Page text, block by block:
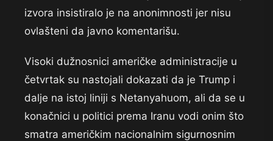
izvora insistiralo je na anonimnosti jer nisu
ovlašteni da javno komentarišu.
Visoki dužnosnici američke administracije u
četvrtak su nastojali dokazati da je Trump i
dalje na istoj liniji s Netanyahuom, ali da se u
konačnici u politici prema Iranu vodi onim što
smatra američkim nacionalnim sigurnosnim